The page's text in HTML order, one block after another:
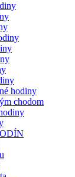
hodiny
chodom